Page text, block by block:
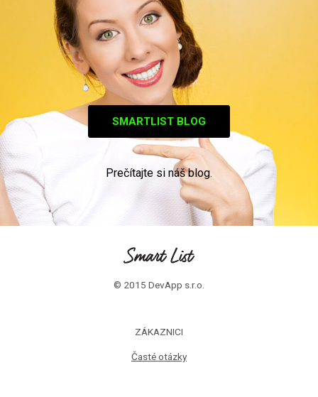
SMARTLIST BLOG
Prečítajte si náš blog.
© 2015 DevApp s.r.o.
ZÁKAZNICI
Časté otázky